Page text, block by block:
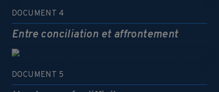
DOCUMENT 4
Entre conciliation et affrontement
DOCUMENT 5